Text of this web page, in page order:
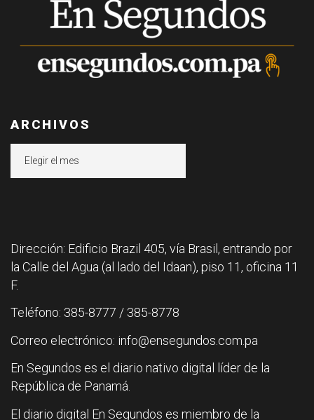
ARCHIVOS
Dirección: Edificio Brazil 405, vía Brasil, entrando por
la Calle del Agua (al lado del Idaan), piso 11, oficina 11
F.
Teléfono: 385-8777 / 385-8778
Correo electrónico: info@ensegundos.com.pa
En Segundos es el diario nativo digital líder de la
República de Panamá.
El diario digital En Segundos es miembro de la